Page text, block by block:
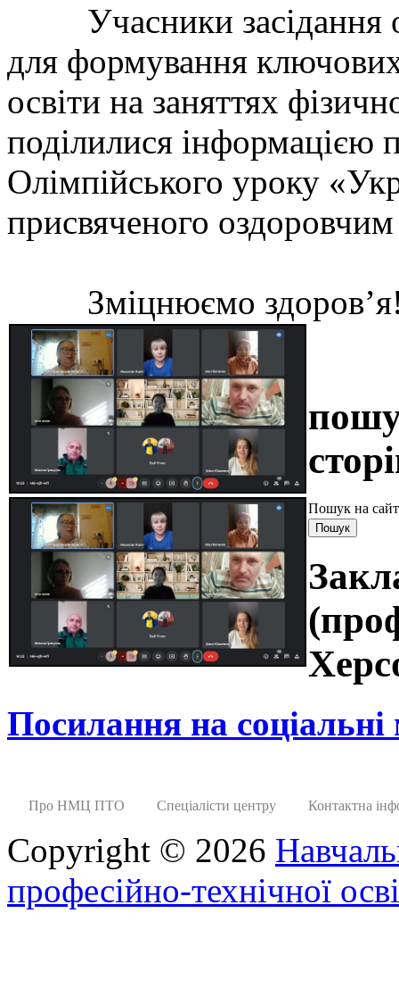
Учасники засідання
для формування
освіти на заняттях
поділилися інформацією
Олімпійського уроку
присвяченого
Зміцнюємо здоров’я!
Пошук на
Посилання на соціальні
Про НМЦ ПТО Спеціалісти центру Контактна
Copyright © 2026
професійно-технічної